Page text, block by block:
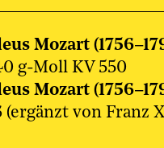
Mozart
g-Moll KV 550
Mozart
(ergänzt von Franz